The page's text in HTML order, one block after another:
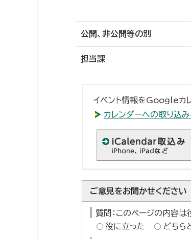
公開、非公開等の別
担当課
イベント情報をGoogleカ
カレンダーへの取り込
ご意見をお聞かせください
質問：このページの内容は
役に立った
どちら